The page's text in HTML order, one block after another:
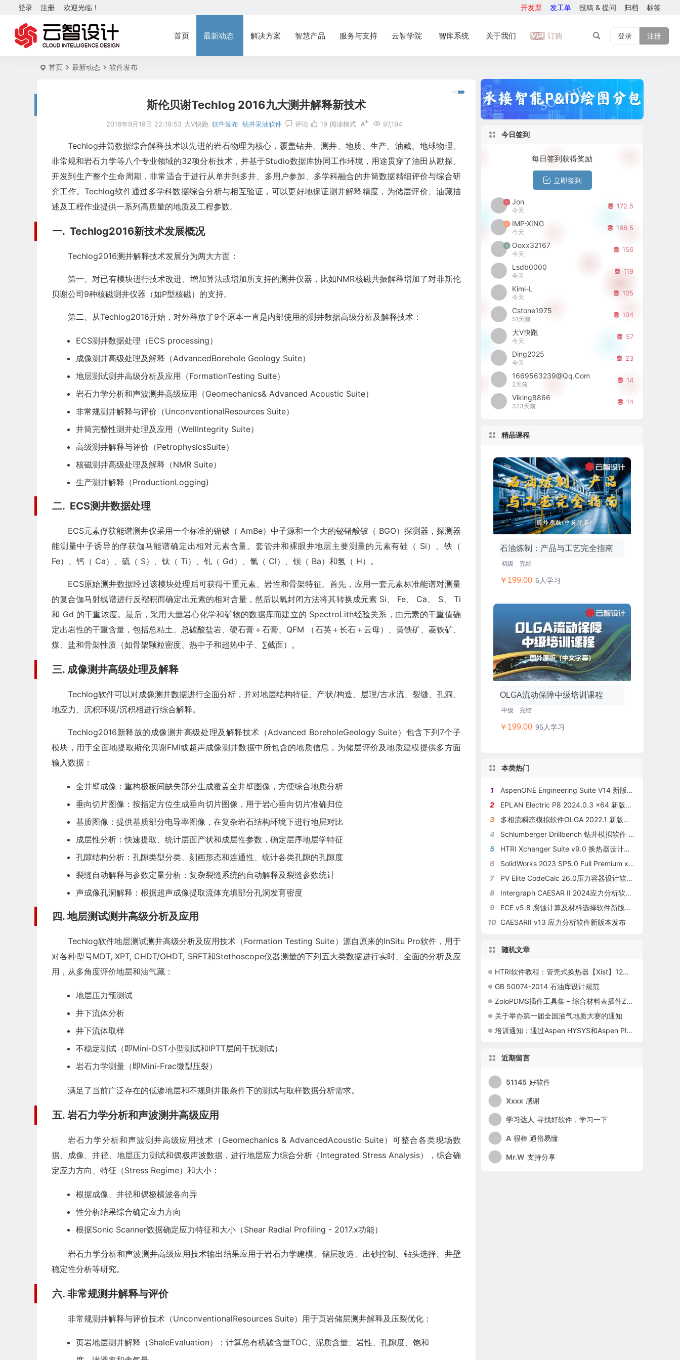
欢迎光临！
登录 注册 开发票 发工单 投稿 & 提问 归档 标签
首页 最新动态 解决方案 智慧产品 服务与支持 云智学院 智库系统 关于我们 订购 登录 注册
首页 最新动态 软件发布
斯伦贝谢Techlog 2016九大测井解释新技术
2016年9月18日 22:19:53 大V快跑 软件发布 钻井采油软件 评论 97,194
19 阅读模式
Techlog井筒数据综合解释技术以先进的岩石物理为核心，覆盖钻井、测井、地质、生产、油藏、地球物理、
非常规和岩石力学等八个专业领域的32项分析技术，并基于Studio数据库协同工作环境，用途贯穿了油田从勘探、
开发到生产整个生命周期，非常适合于进行从单井到多井、多用户参加、多学科融合的井筒数据精细评价与综合研
究工作。Techlog软件通过多学科数据综合分析与相互验证，可以更好地保证测井解释精度，为储层评价、油藏描
述及工程作业提供一系列高质量的地质及工程参数。
一. Techlog2016新技术发展概况
Techlog2016测井解释技术发展分为两大方面：
第一、对已有模块进行技术改进、增加算法或增加所支持的测井仪器，比如NMR核磁共振解释增加了对非斯伦
贝谢公司9种核磁测井仪器（如P型核磁）的支持。
第二、从Techlog2016开始，对外释放了9个原本一直是内部使用的测井数据高级分析及解释技术：
ECS测井数据处理（ECS processing）
成像测井高级处理及解释（AdvancedBorehole Geology Suite）
地层测试测井高级分析及应用（FormationTesting Suite）
岩石力学分析和声波测井高级应用（Geomechanics& Advanced Acoustic Suite）
非常规测井解释与评价（UnconventionalResources Suite）
井筒完整性测井处理及应用（WellIntegrity Suite）
高级测井解释与评价（PetrophysicsSuite）
核磁测井高级处理及解释（NMR Suite）
生产测井解释（ProductionLogging)
二. ECS测井数据处理
ECS元素俘获能谱测井仪采用一个标准的镅铍（ AmBe）中子源和一个大的铋锗酸铍（ BGO）探测器，探测器
能测量中子诱导的俘获伽马能谱确定出相对元素含量。套管井和裸眼井地层主要测量的元素有硅（ Si）、铁（
Fe）、钙（ Ca）、硫（ S）、钛（ Ti）、钆（ Gd）、氯（ Cl）、钡（ Ba）和氢（ H）。
ECS原始测井数据经过该模块处理后可获得干重元素、岩性和骨架特征。首先，应用一套元素标准能谱对测量
的复合伽马射线谱进行反褶积而确定出元素的相对含量，然后以氧封闭方法将其转换成元素 Si、 Fe、 Ca、 S、 Ti
和 Gd 的干重浓度。最后，采用大量岩心化学和矿物的数据库而建立的 SpectroLith经验关系，由元素的干重值确
定出岩性的干重含量，包括总粘土、总碳酸盐岩、硬石膏＋石膏、QFM （石英＋长石＋云母）、黄铁矿、菱铁矿、
煤、盐和骨架性质（如骨架颗粒密度、热中子和超热中子、∑截面）。
三. 成像测井高级处理及解释
Techlog软件可以对成像测井数据进行全面分析，并对地层结构特征、产状/构造、层理/古水流、裂缝、孔洞、
地应力、沉积环境/沉积相进行综合解释。
Techlog2016新释放的成像测井高级处理及解释技术（Advanced BoreholeGeology Suite）包含下列7个子
模块，用于全面地提取斯伦贝谢FMI或超声成像测井数据中所包含的地质信息，为储层评价及地质建模提供多方面
输入数据：
全井壁成像：重构极板间缺失部分生成覆盖全井壁图像，方便综合地质分析
垂向切片图像：按指定方位生成垂向切片图像，用于岩心垂向切片准确归位
基质图像：提供基质部分电导率图像，在复杂岩石结构环境下进行地层对比
成层性分析：快速提取、统计层面产状和成层性参数，确定层序地层学特征
孔隙结构分析：孔隙类型分类、刻画形态和连通性、统计各类孔隙的孔隙度
裂缝自动解释与参数定量分析：复杂裂缝系统的自动解释及裂缝参数统计
声成像孔洞解释：根据超声成像提取流体充填部分孔洞发育密度
四. 地层测试测井高级分析及应用
Techlog软件地层测试测井高级分析及应用技术（Formation Testing Suite）源自原来的InSitu Pro软件，用于
对各种型号MDT, XPT, CHDT/OHDT, SRFT和Stethoscope仪器测量的下列五大类数据进行实时、全面的分析及应
用，从多角度评价地层和油气藏：
地层压力预测试
井下流体分析
井下流体取样
不稳定测试（即Mini-DST小型测试和IPTT层间干扰测试）
岩石力学测量（即Mini-Frac微型压裂）
满足了当前广泛存在的低渗地层和不规则井眼条件下的测试与取样数据分析需求。
五. 岩石力学分析和声波测井高级应用
岩石力学分析和声波测井高级应用技术（Geomechanics & AdvancedAcoustic Suite）可整合各类现场数
据、成像、井径、地层压力测试和偶极声波数据，进行地层应力综合分析（Integrated Stress Analysis），综合确
定应力方向、特征（Stress Regime）和大小：
根据成像、井径和偶极横波各向异
性分析结果综合确定应力方向
根据Sonic Scanner数据确定应力特征和大小（Shear Radial Profiling - 2017.x功能）
岩石力学分析和声波测井高级应用技术输出结果应用于岩石力学建模、储层改造、出砂控制、钻头选择、井壁
稳定性分析等研究。
六. 非常规测井解释与评价
非常规测井解释与评价技术（UnconventionalResources Suite）用于页岩储层测井解释及压裂优化：
页岩地层测井解释（ShaleEvaluation）：计算总有机碳含量TOC、泥质含量、岩性、孔隙度、饱和
今日签到
每日签到获得奖励
立即签到
1 Jon
今天
172.5
2 IMP-XING
今天
168.5
3 Ooxx32167
今天
156
Lsdb0000
今天
119
Kimi-L
今天
105
Cstone1975
51天前
104
大V快跑
今天
57
Ding2025
今天
23
1669563239@qq.com
2天前
14
Viking8866
323天前
14
精品课程
204节
石油炼制：产品与工艺完全指南
初级 完结
￥199.00 6人学习
8节
OLGA流动保障中级培训课程
中级 完结
￥199.00 95人学习
本类热门
1
AspenONE Engineering Suite V14 新版本介绍
2
EPLAN Electric P8 2024.0.3 x64 新版本功能介绍
3
多相流瞬态模拟软件OLGA 2022.1 新版本发布
4
Schlumberger Drillbench 钻井模拟软件 v2022.2.1
5
HTRI Xchanger Suite v9.0 换热器设计软件新版本介绍
6
SolidWorks 2023 SP5.0 Full Premium x64新版本发布
7
PV Elite CodeCalc 26.0压力容器设计软件最新版发布
8
Intergraph CAESAR II 2024应力分析软件新版本v14介绍
9
ECE v5.8 腐蚀计算及材料选择软件新版本发布
10 CAESARII v13 应力分析软件新版本发布
随机文章
HTRI软件教程：管壳式换热器【Xist】12防冲设施的设置
GB 50074-2014 石油库设计规范
ZoloPDMS插件工具集 – 综合材料表插件ZoloMTO
关于举办第一届全国油气地质大赛的通知
培训通知：通过Aspen HYSYS和Aspen Plus V9中的塔分析优化塔性能
近期留言
51145 好软件
Xxxx 感谢
学习达人 寻找好软件，学习一下
A 很棒 通俗易懂
Mr.W 支持分享